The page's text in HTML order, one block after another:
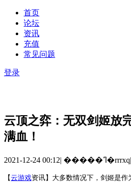
首页
论坛
资讯
充值
常见问题
登录
云顶之弈：无双剑姬放
满血！
2021-12-24 00:12| �����ߣ�rrrxq|
【云游戏资讯】 大多数情况下，剑姬是作